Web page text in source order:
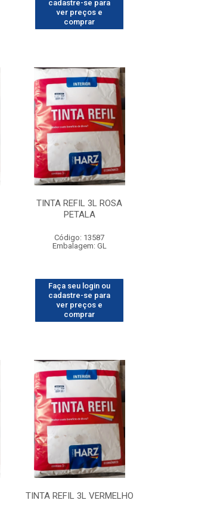
cadastre-se para
ver preços e
comprar
TINTA REFIL 3L ROSA
PETALA
Código: 13587
Embalagem: GL
Faça seu login ou
cadastre-se para
ver preços e
comprar
TINTA REFIL 3L VERMELHO